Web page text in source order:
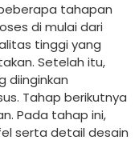
tahapan
di mulai dari
tinggi yang
Setelah itu,
diinginkan
Tahap berikutnya
Pada tahap ini,
serta detail desain